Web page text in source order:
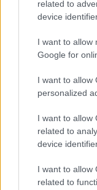
related to
device
I want to allow
Google for
I want to allow
personalized
I want to allow
related to
device
I want to allow
related to